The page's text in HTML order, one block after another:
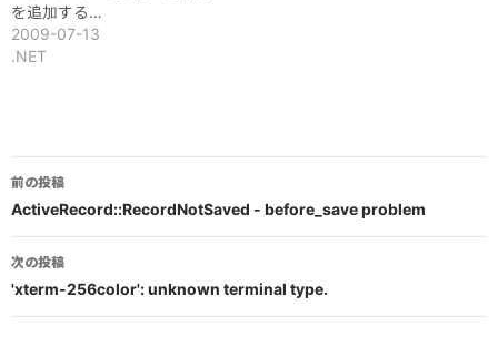
を追加する…
2009-07-13
.NET
投
稿
ナ
ビ
前の投稿
ActiveRecord::RecordNotSaved - before_save problem
次の投稿
'xterm-256color': unknown terminal type.